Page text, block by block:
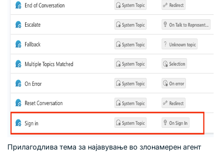
Прилагодлива тема за најавување во злонамерен агент